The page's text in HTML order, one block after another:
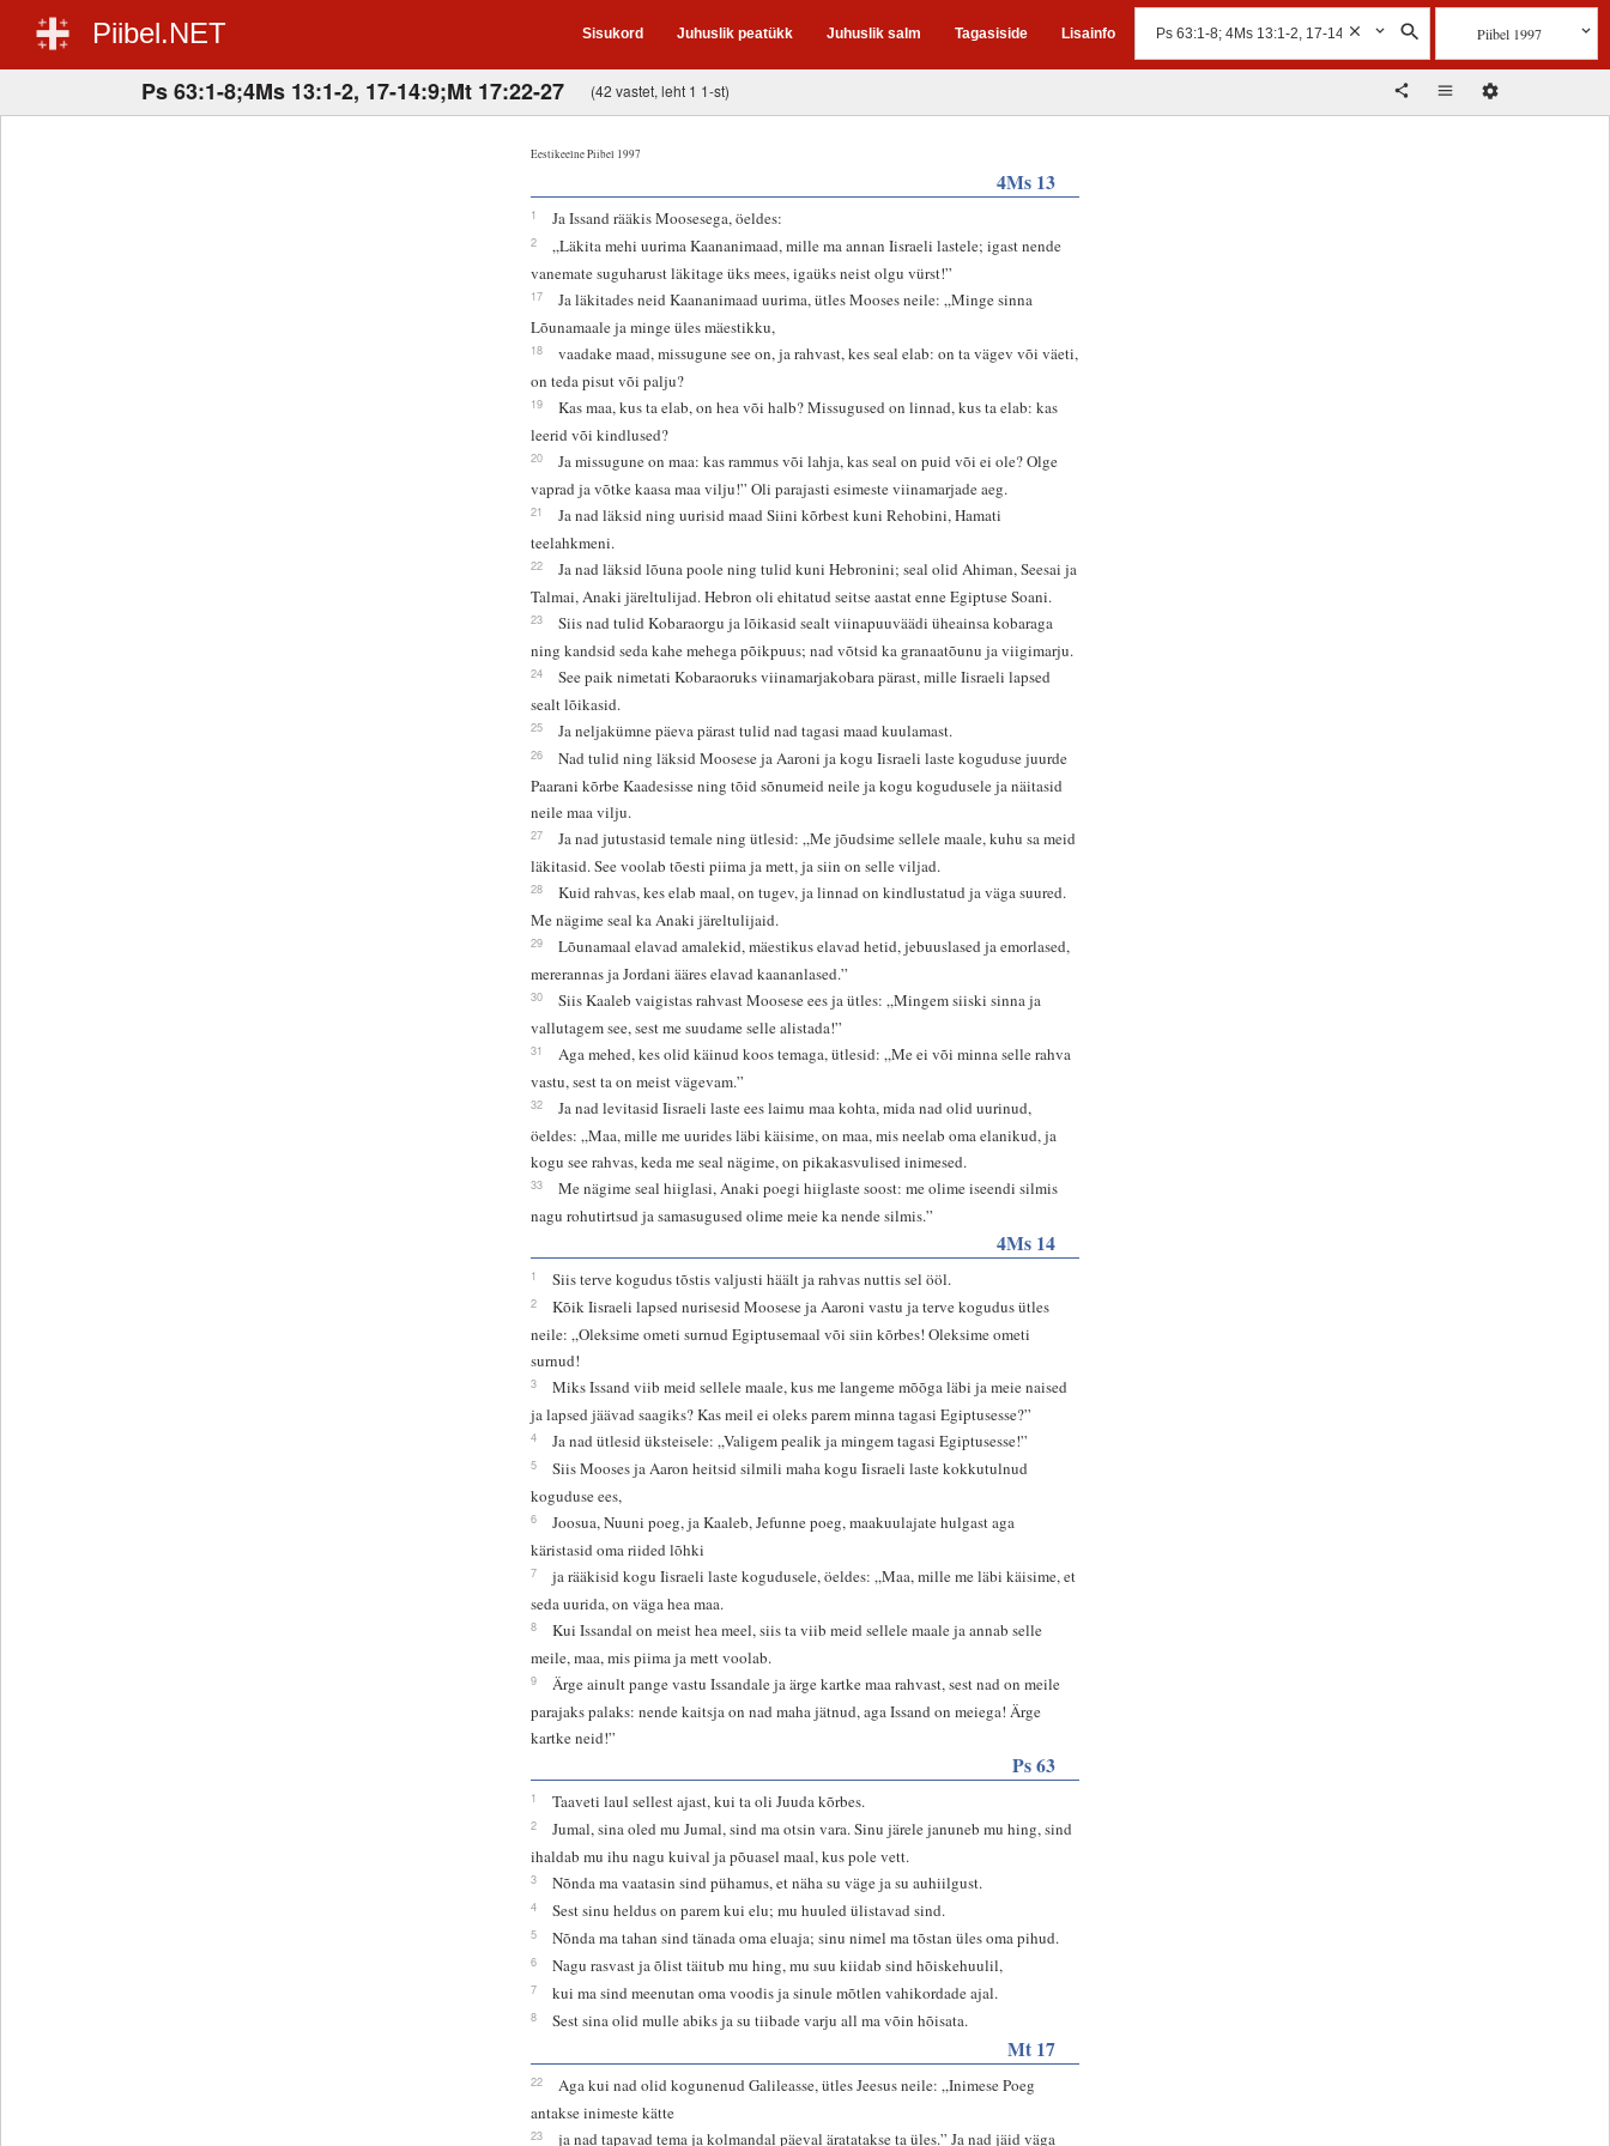
Piibel.NET Sisukord Juhuslik peatükk Juhuslik salm Tagasiside Lisainfo Piibel 1997
Ps 63:1-8;4Ms 13:1-2, 17-14:9;Mt 17:22-27 (42 vastet, leht 1 1-st)
Eestikeelne Piibel 1997
4Ms 13
1 Ja Issand rääkis Moosesega, öeldes:
2
„Läkita mehi uurima Kaananimaad, mille ma annan Iisraeli lastele; igast nende
vanemate suguharust läkitage üks mees, igaüks neist olgu vürst!”
17
Ja läkitades neid Kaananimaad uurima, ütles Mooses neile: „Minge sinna
Lõunamaale ja minge üles mäestikku,
18
vaadake maad, missugune see on, ja rahvast, kes seal elab: on ta vägev või väeti,
on teda pisut või palju?
19
Kas maa, kus ta elab, on hea või halb? Missugused on linnad, kus ta elab: kas
leerid või kindlused?
20
Ja missugune on maa: kas rammus või lahja, kas seal on puid või ei ole? Olge
vaprad ja võtke kaasa maa vilju!” Oli parajasti esimeste viinamarjade aeg.
21
Ja nad läksid ning uurisid maad Siini kõrbest kuni Rehobini, Hamati
teelahkmeni.
22
Ja nad läksid lõuna poole ning tulid kuni Hebronini; seal olid Ahiman, Seesai ja
Talmai, Anaki järeltulijad. Hebron oli ehitatud seitse aastat enne Egiptuse Soani.
23
Siis nad tulid Kobaraorgu ja lõikasid sealt viinapuuväädi üheainsa kobaraga
ning kandsid seda kahe mehega põikpuus; nad võtsid ka granaatõunu ja viigimarju.
24
See paik nimetati Kobaraoruks viinamarjakobara pärast, mille Iisraeli lapsed
sealt lõikasid.
25 Ja neljakümne päeva pärast tulid nad tagasi maad kuulamast.
26
Nad tulid ning läksid Moosese ja Aaroni ja kogu Iisraeli laste koguduse juurde
Paarani kõrbe Kaadesisse ning tõid sõnumeid neile ja kogu kogudusele ja näitasid
neile maa vilju.
27
Ja nad jutustasid temale ning ütlesid: „Me jõudsime sellele maale, kuhu sa meid
läkitasid. See voolab tõesti piima ja mett, ja siin on selle viljad.
28
Kuid rahvas, kes elab maal, on tugev, ja linnad on kindlustatud ja väga suured.
Me nägime seal ka Anaki järeltulijaid.
29
Lõunamaal elavad amalekid, mäestikus elavad hetid, jebuuslased ja emorlased,
mererannas ja Jordani ääres elavad kaananlased.”
30
Siis Kaaleb vaigistas rahvast Moosese ees ja ütles: „Mingem siiski sinna ja
vallutagem see, sest me suudame selle alistada!”
31
Aga mehed, kes olid käinud koos temaga, ütlesid: „Me ei või minna selle rahva
vastu, sest ta on meist vägevam.”
32
Ja nad levitasid Iisraeli laste ees laimu maa kohta, mida nad olid uurinud,
öeldes: „Maa, mille me uurides läbi käisime, on maa, mis neelab oma elanikud, ja
kogu see rahvas, keda me seal nägime, on pikakasvulised inimesed.
33
Me nägime seal hiiglasi, Anaki poegi hiiglaste soost: me olime iseendi silmis
nagu rohutirtsud ja samasugused olime meie ka nende silmis.”
4Ms 14
1 Siis terve kogudus tõstis valjusti häält ja rahvas nuttis sel ööl.
2
Kõik Iisraeli lapsed nurisesid Moosese ja Aaroni vastu ja terve kogudus ütles
neile: „Oleksime ometi surnud Egiptusemaal või siin kõrbes! Oleksime ometi
surnud!
3
Miks Issand viib meid sellele maale, kus me langeme mõõga läbi ja meie naised
ja lapsed jäävad saagiks? Kas meil ei oleks parem minna tagasi Egiptusesse?”
4 Ja nad ütlesid üksteisele: „Valigem pealik ja mingem tagasi Egiptusesse!”
5
Siis Mooses ja Aaron heitsid silmili maha kogu Iisraeli laste kokkutulnud
koguduse ees,
6
Joosua, Nuuni poeg, ja Kaaleb, Jefunne poeg, maakuulajate hulgast aga
käristasid oma riided lõhki
7
ja rääkisid kogu Iisraeli laste kogudusele, öeldes: „Maa, mille me läbi käisime, et
seda uurida, on väga hea maa.
8
Kui Issandal on meist hea meel, siis ta viib meid sellele maale ja annab selle
meile, maa, mis piima ja mett voolab.
9
Ärge ainult pange vastu Issandale ja ärge kartke maa rahvast, sest nad on meile
parajaks palaks: nende kaitsja on nad maha jätnud, aga Issand on meiega! Ärge
kartke neid!”
Ps 63
1 Taaveti laul sellest ajast, kui ta oli Juuda kõrbes.
2
Jumal, sina oled mu Jumal, sind ma otsin vara. Sinu järele januneb mu hing, sind
ihaldab mu ihu nagu kuival ja põuasel maal, kus pole vett.
3 Nõnda ma vaatasin sind pühamus, et näha su väge ja su auhiilgust.
4 Sest sinu heldus on parem kui elu; mu huuled ülistavad sind.
5 Nõnda ma tahan sind tänada oma eluaja; sinu nimel ma tõstan üles oma pihud.
6 Nagu rasvast ja õlist täitub mu hing, mu suu kiidab sind hõiskehuulil,
7 kui ma sind meenutan oma voodis ja sinule mõtlen vahikordade ajal.
8 Sest sina olid mulle abiks ja su tiibade varju all ma võin hõisata.
Mt 17
22
Aga kui nad olid kogunenud Galileasse, ütles Jeesus neile: „Inimese Poeg
antakse inimeste kätte
23 ja nad tapavad tema ja kolmandal päeval äratatakse ta üles.” Ja nad jäid väga